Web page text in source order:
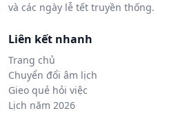
và các ngày lễ tết truyền thống.
Liên kết nhanh
Trang chủ
Chuyển đổi âm lịch
Gieo quẻ hỏi việc
Lịch năm 2026